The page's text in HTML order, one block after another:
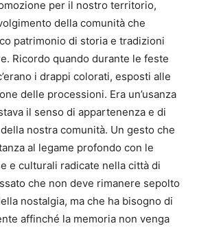
per il nostro territorio,
della comunità che
patrimonio di storia e tradizioni
Ricordo quando durante le feste
i drappi colorati, esposti alle
delle processioni. Era un’usanza
il senso di appartenenza e di
nostra comunità. Un gesto che
al legame profondo con le
e culturali radicate nella città di
che non deve rimanere sepolto
nostalgia, ma che ha bisogno di
affinché la memoria non venga